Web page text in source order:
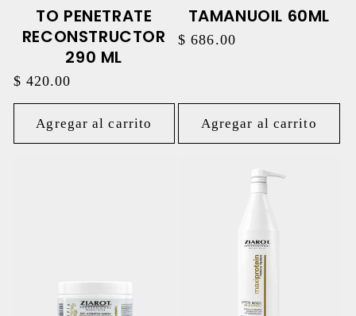
TO PENETRATE
RECONSTRUCTOR
290 ML
Precio
habitual
$ 420.00
Agregar al carrito
TAMANUOIL 60ML
Precio
$ 686.00
Agregar al carrito